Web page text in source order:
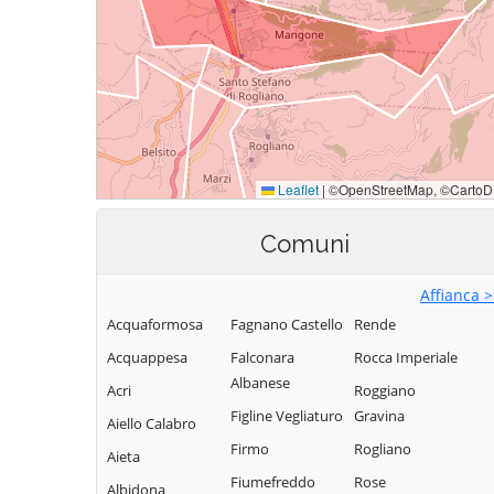
Comuni
Affianca
Acquaformosa
Acquappesa
Acri
Aiello Calabro
Aieta
Albidona
Fagnano Castello
Falconara
Albanese
Figline Vegliaturo
Firmo
Fiumefreddo
Rende
Rocca Imperiale
Roggiano
Gravina
Rogliano
Rose